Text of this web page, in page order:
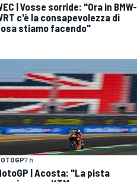
| Vosse sorride: "Ora in BMW-
c'è la consapevolezza di
stiamo facendo"
7 h
| Acosta: "La pista